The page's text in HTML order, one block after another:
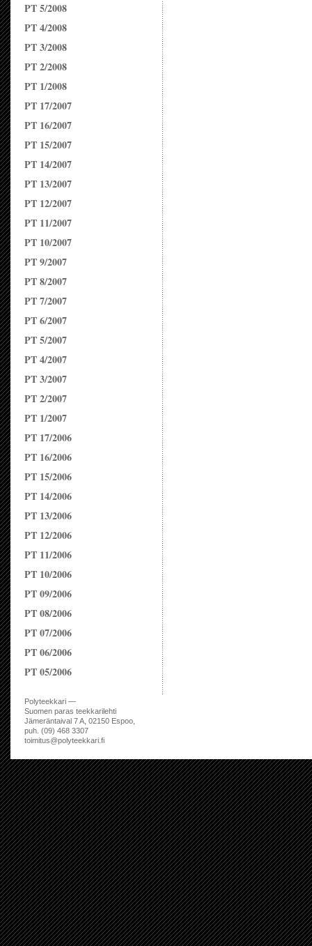
PT 5/2008
PT 4/2008
PT 3/2008
PT 2/2008
PT 1/2008
PT 17/2007
PT 16/2007
PT 15/2007
PT 14/2007
PT 13/2007
PT 12/2007
PT 11/2007
PT 10/2007
PT 9/2007
PT 8/2007
PT 7/2007
PT 6/2007
PT 5/2007
PT 4/2007
PT 3/2007
PT 2/2007
PT 1/2007
PT 17/2006
PT 16/2006
PT 15/2006
PT 14/2006
PT 13/2006
PT 12/2006
PT 11/2006
PT 10/2006
PT 09/2006
PT 08/2006
PT 07/2006
PT 06/2006
PT 05/2006
Polyteekkari —
Suomen paras teekkarilehti
Jämeräntaival 7 A, 02150 Espoo,
puh. (09) 468 3307
toimitus@polyteekkari.fi